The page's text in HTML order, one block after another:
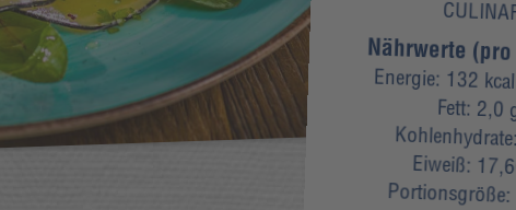
Nährwerte
Energie: 132 kcal
Fett: 2,0
Kohlenhydrate:
Eiweiß:
Portionsgröße: